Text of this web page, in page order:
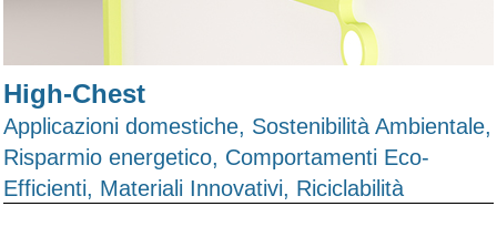
High-Chest
Applicazioni domestiche, Sostenibilità Ambientale,
Risparmio energetico, Comportamenti Eco-
Efficienti, Materiali Innovativi, Riciclabilità